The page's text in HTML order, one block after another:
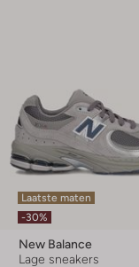
Laatste maten
-30%
New Balance
Lage sneakers